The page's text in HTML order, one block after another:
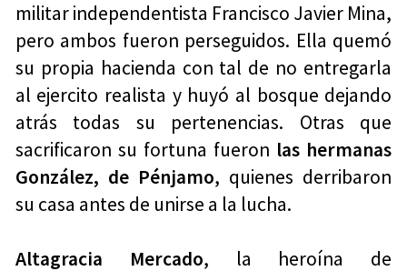
militar independentista Francisco Javier Mina,
pero ambos fueron perseguidos. Ella quemó
su propia hacienda con tal de no entregarla
al ejercito realista y huyó al bosque dejando
atrás todas su pertenencias. Otras que
sacrificaron su fortuna fueron las hermanas
González, de Pénjamo, quienes derribaron
su casa antes de unirse a la lucha.
Altagracia Mercado, la heroína de